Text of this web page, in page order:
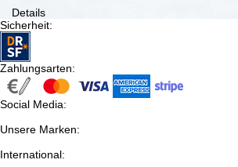
kostenfrei
…
Details
Sicherheit:
Zahlungsarten:
Social Media:
Unsere Marken:
International: